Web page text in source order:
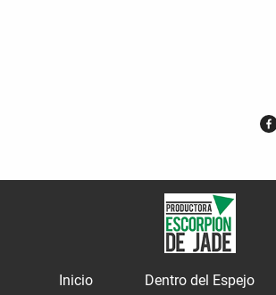
Inicio Dentro del Espejo